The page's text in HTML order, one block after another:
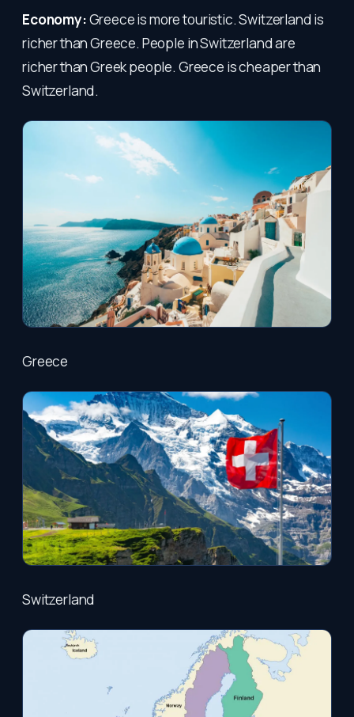
Economy:Greece is more touristic. Switzerland is
richer than Greece. People in Switzerland are
richer than Greek people. Greece is cheaper than
Switzerland.
Greece
Switzerland